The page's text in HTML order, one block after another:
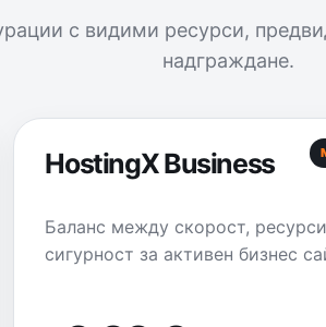
с видими ресурси,
надграждане.
HostingX Business
Баланс между скорост,
сигурност за активен бизнес